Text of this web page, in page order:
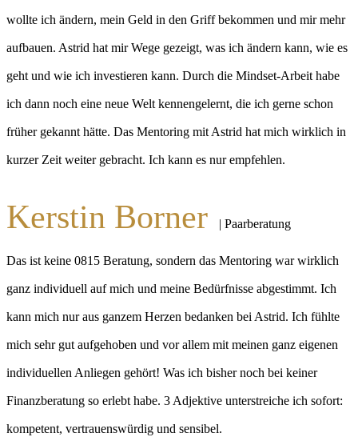
wollte ich ändern, mein Geld in den Griff bekommen und mir mehr
aufbauen. Astrid hat mir Wege gezeigt, was ich ändern kann, wie es
geht und wie ich investieren kann. Durch die Mindset-Arbeit habe
ich dann noch eine neue Welt kennengelernt, die ich gerne schon
früher gekannt hätte. Das Mentoring mit Astrid hat mich wirklich in
kurzer Zeit weiter gebracht. Ich kann es nur empfehlen.
Kerstin Borner | Paarberatung
Das ist keine 0815 Beratung, sondern das Mentoring war wirklich
ganz individuell auf mich und meine Bedürfnisse abgestimmt. Ich
kann mich nur aus ganzem Herzen bedanken bei Astrid. Ich fühlte
mich sehr gut aufgehoben und vor allem mit meinen ganz eigenen
individuellen Anliegen gehört! Was ich bisher noch bei keiner
Finanzberatung so erlebt habe. 3 Adjektive unterstreiche ich sofort:
kompetent, vertrauenswürdig und sensibel.